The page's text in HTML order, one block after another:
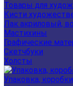
Товары для
Кисти
Лак акриловый,
Мастихины
Графические
Скетчбуки
Холсты
Упаковка,